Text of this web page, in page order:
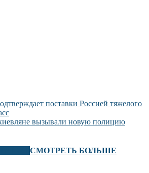
поставки Россией тяжелого
вызывали новую полицию
СМОТРЕТЬ БОЛЬШЕ